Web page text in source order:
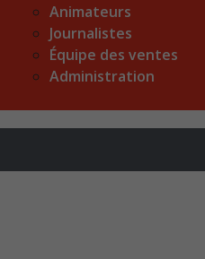
Animateurs
Journalistes
Équipe des ventes
Administration